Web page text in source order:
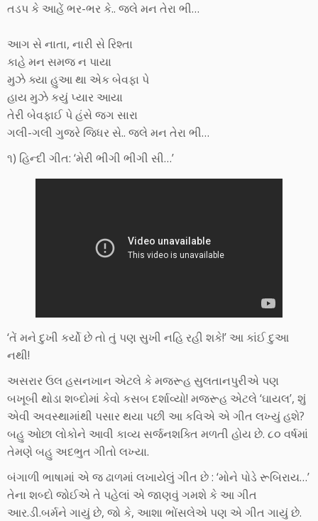
તડપ કે આહેં ભર-ભર કે.. જલે મન તેરા ભી…
આગ સે નાતા, નારી સે રિશ્તા
કાહે મન સમજ ન પાયા
મુઝે ક્યા હુઆ થા એક બેવફા પે
હાય મુઝે કયું પ્યાર આયા
તેરી બેવફાઈ પે હંસે જગ સારા
ગલી-ગલી ગુજરે જિધર સે.. જલે મન તેરા ભી…
૧) હિન્દી ગીત: ‘મેરી ભીગી ભીગી સી…’
‘તેં મને દુખી કર્યો છે તો તું પણ સુખી નહિ રહી શકે!’ આ કાંઈ દુઆ
નથી!
અસરાર ઉલ હસનખાન એટલે કે મજરૂહ સુલતાનપુરીએ પણ
બખૂબી થોડા શબ્દોમાં કેવો કસબ દર્શાવ્યો! મજરૂહ એટલે ‘ઘાયલ’, શું
એવી અવસ્થામાંથી પસાર થયા પછી આ કવિએ એ ગીત લખ્યું હશે?
બહુ ઓછા લોકોને આવી કાવ્ય સર્જનશક્તિ મળતી હોય છે. ૮૦ વર્ષમાં
તેમણે બહુ અદભુત ગીતો લખ્યા.
બંગાળી ભાષામાં એ જ ઢાળમાં લખાયેલું ગીત છે : ‘મોને પોડે રૂબિરાય…’
તેના શબ્દો જોઈએ તે પહેલાં એ જાણવું ગમશે કે આ ગીત
આર.ડી.બર્મને ગાયું છે, જો કે, આશા ભોંસલેએ પણ એ ગીત ગાયું છે.